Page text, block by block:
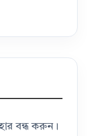
বন্ধ করুন।